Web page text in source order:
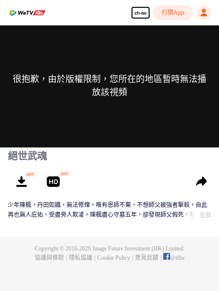
zh-tw 打開App
很抱歉，由於版權限制，您所在的地區暫時無法播
放該視頻
絕世武魂
少年陳楓，丹田如鐵，無法修煉。唯有恩師不棄，不想師父被強者擊殺，自此
再也無人庇佑，受盡旁人欺凌。陳楓盡心守墓五年，卻發現師父假死，發現師
全部
Copyright © 2016-2026Image Future Investment (HK) Limited.
協議與條款
隱私協議 Cookie Policy 意見反饋 @iflix